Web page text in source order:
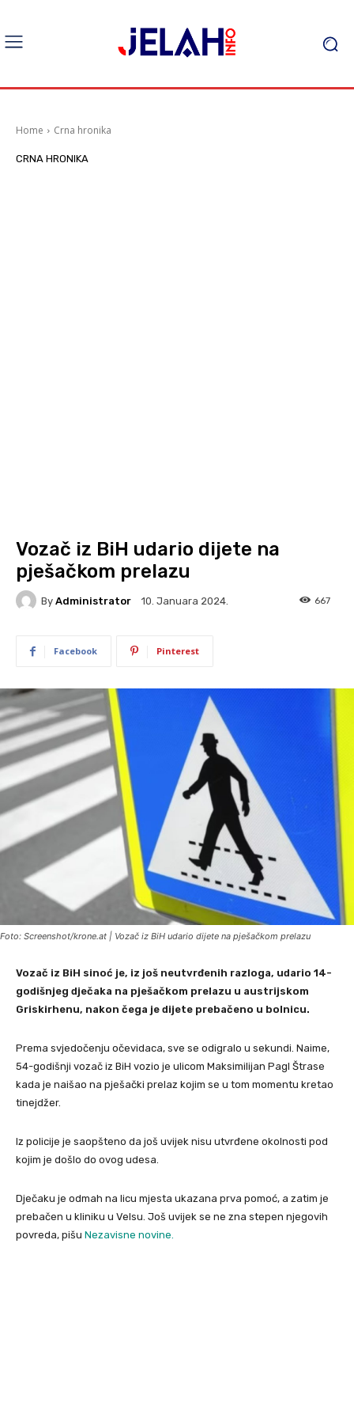
Home Crna hronika
CRNA HRONIKA
Vozač iz BiH udario dijete na
pješačkom prelazu
By Administrator 10. Januara 2024. 667
Facebook Pinterest
Foto: Screenshot/krone.at | Vozač iz BiH udario dijete na pješačkom prelazu
Vozač iz BiH sinoć je, iz još neutvrđenih razloga, udario 14-
godišnjeg dječaka na pješačkom prelazu u austrijskom
Griskirhenu, nakon čega je dijete prebačeno u bolnicu.
Prema svjedočenju očevidaca, sve se odigralo u sekundi. Naime,
54-godišnji vozač iz BiH vozio je ulicom Maksimilijan Pagl Štrase
kada je naišao na pješački prelaz kojim se u tom momentu kretao
tinejdžer.
Iz policije je saopšteno da još uvijek nisu utvrđene okolnosti pod
kojim je došlo do ovog udesa.
Dječaku je odmah na licu mjesta ukazana prva pomoć, a zatim je
prebačen u kliniku u Velsu. Još uvijek se ne zna stepen njegovih
povreda, pišu Nezavisne novine.